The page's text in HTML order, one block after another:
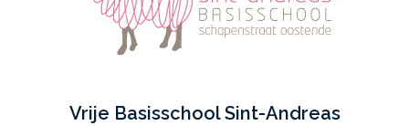
Vrije Basisschool Sint-Andreas